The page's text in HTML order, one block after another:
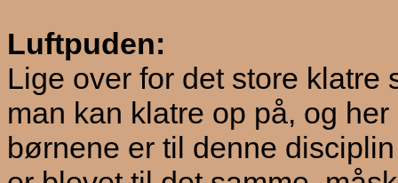
Luftpuden:
Lige over for det store klatre
man kan klatre op på, og
børnene er til denne